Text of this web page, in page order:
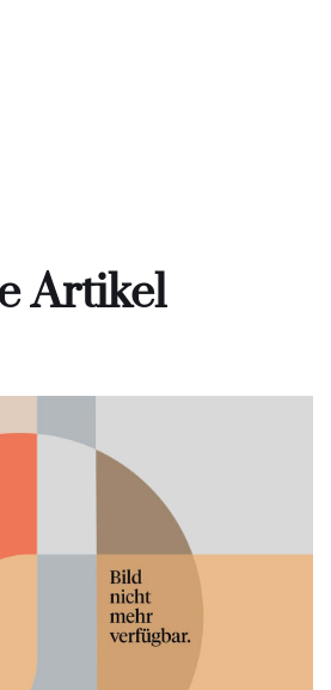
Artikel